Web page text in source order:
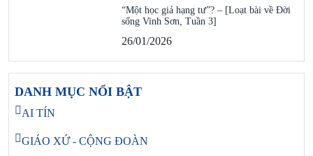
“Một học giả hạng tư”? – [Loạt bài về Đời
sống Vinh Sơn, Tuần 3]
26/01/2026
DANH MỤC NỔI BẬT
AI TÍN
GIÁO XỨ - CỘNG ĐOÀN